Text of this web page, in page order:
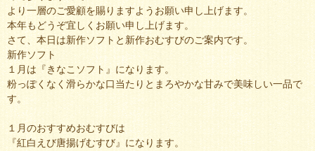
より一層のご愛顧を賜りますようお願い申し上げます。
本年もどうぞ宜しくお願い申し上げます。
さて、本日は新作ソフトと新作おむすびのご案内です。
新作ソフト
１月は『きなこソフト』になります。
粉っぽくなく滑らかな口当たりとまろやかな甘みで美味しい一品で
す。
１月のおすすめおむすびは
『紅白えび唐揚げむすび』になります。